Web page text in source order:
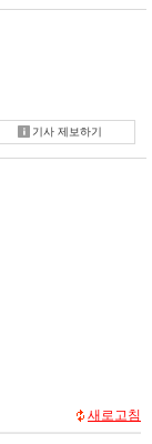
기사 제보하기
새로고침